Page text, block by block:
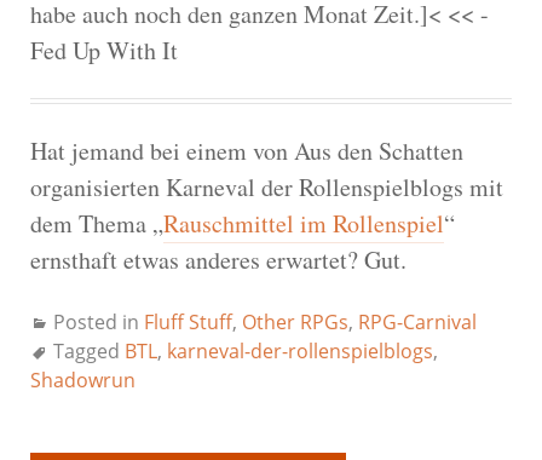
habe auch noch den ganzen Monat Zeit.]< << -
Fed Up With It
Hat jemand bei einem von Aus den Schatten
organisierten Karneval der Rollenspielblogs mit
dem Thema „Rauschmittel im Rollenspiel“
ernsthaft etwas anderes erwartet? Gut.
Posted in Fluff Stuff, Other RPGs, RPG-Carnival
Tagged BTL, karneval-der-rollenspielblogs,
Shadowrun